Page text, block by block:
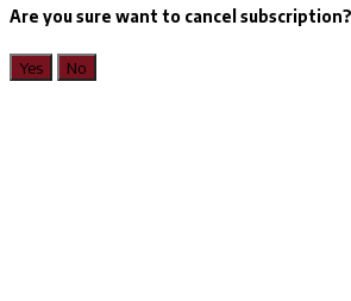
Are you sure want to cancel subscription?
Yes No